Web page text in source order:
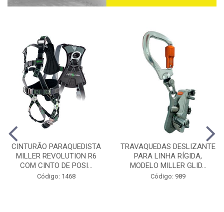
CINTURÃO PARAQUEDISTA
MILLER REVOLUTION R6
COM CINTO DE POSI...
Código: 1468
TRAVAQUEDAS DESLIZANTE
PARA LINHA RÍGIDA,
MODELO MILLER GLID...
Código: 989